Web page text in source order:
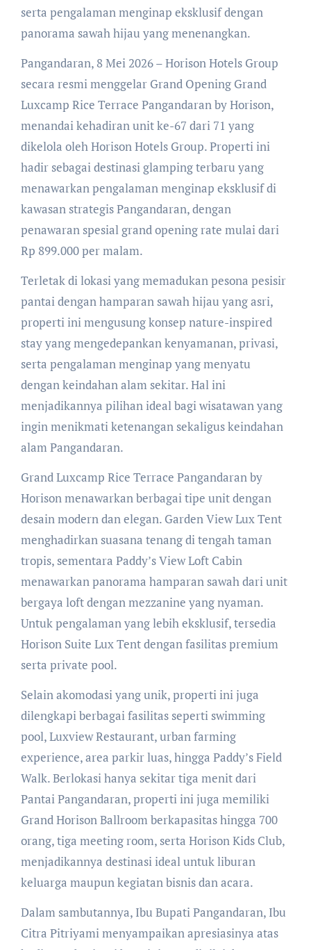
serta pengalaman menginap eksklusif dengan
panorama sawah hijau yang menenangkan.
Pangandaran, 8 Mei 2026 – Horison Hotels Group
secara resmi menggelar Grand Opening Grand
Luxcamp Rice Terrace Pangandaran by Horison,
menandai kehadiran unit ke-67 dari 71 yang
dikelola oleh Horison Hotels Group. Properti ini
hadir sebagai destinasi glamping terbaru yang
menawarkan pengalaman menginap eksklusif di
kawasan strategis Pangandaran, dengan
penawaran spesial grand opening rate mulai dari
Rp 899.000 per malam.
Terletak di lokasi yang memadukan pesona pesisir
pantai dengan hamparan sawah hijau yang asri,
properti ini mengusung konsep nature-inspired
stay yang mengedepankan kenyamanan, privasi,
serta pengalaman menginap yang menyatu
dengan keindahan alam sekitar. Hal ini
menjadikannya pilihan ideal bagi wisatawan yang
ingin menikmati ketenangan sekaligus keindahan
alam Pangandaran.
Grand Luxcamp Rice Terrace Pangandaran by
Horison menawarkan berbagai tipe unit dengan
desain modern dan elegan. Garden View Lux Tent
menghadirkan suasana tenang di tengah taman
tropis, sementara Paddy’s View Loft Cabin
menawarkan panorama hamparan sawah dari unit
bergaya loft dengan mezzanine yang nyaman.
Untuk pengalaman yang lebih eksklusif, tersedia
Horison Suite Lux Tent dengan fasilitas premium
serta private pool.
Selain akomodasi yang unik, properti ini juga
dilengkapi berbagai fasilitas seperti swimming
pool, Luxview Restaurant, urban farming
experience, area parkir luas, hingga Paddy’s Field
Walk. Berlokasi hanya sekitar tiga menit dari
Pantai Pangandaran, properti ini juga memiliki
Grand Horison Ballroom berkapasitas hingga 700
orang, tiga meeting room, serta Horison Kids Club,
menjadikannya destinasi ideal untuk liburan
keluarga maupun kegiatan bisnis dan acara.
Dalam sambutannya, Ibu Bupati Pangandaran, Ibu
Citra Pitriyami menyampaikan apresiasinya atas